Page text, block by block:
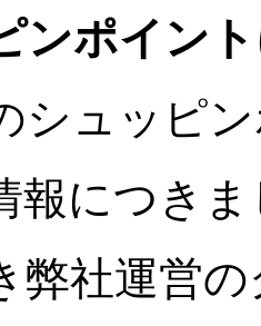
ンポイン
シュッピ
報につき
弊社運営